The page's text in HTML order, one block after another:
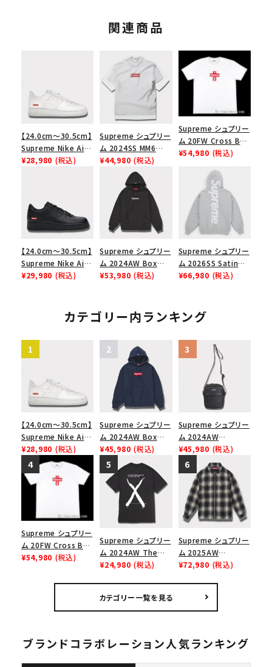
関連商品
【24.0cm～30.5cm】
Supreme Nike Air
Force 1 Low シュプ
¥28,980 (税込)
Supreme シュプリー
ム 2024SS MM6
Maison Margiela
Box Logo Tee MM6
メゾンマルジェラボッ
クスロゴTシャツ ホ
ワイト 白
¥44,980 (税込)
Supreme シュプリー
ム 20FW Cross Box
Logo Tee クロスボ
¥54,980 (税込)
【24.0cm～30.5cm】
Supreme Nike Air
Force 1 Low シュプ
ューズ ブラック
¥29,980 (税込)
Supreme シュプリー
ム 2024AW Box
Logo Hooded
ブラック 黒
¥53,980 (税込)
Supreme シュプリー
ム 2026SS Satin
Applique Hooded
スウェットパーカー ヘ
ザーグレー
¥66,980 (税込)
カテゴリー内ランキング
【24.0cm～30.5cm】
Supreme Nike Air
Force 1 Low シュプ
リーム ナイキエアフォ
ース１スニーカー シ
ューズ ホワイト
¥28,980 (税込)
Supreme シュプリー
ム 2024AW Box
Logo Hooded
Sweatshirt ボック
スロゴフードパーカー
ネイビー 紺
¥45,980 (税込)
Supreme シュプリー
ム 2024AW
Leather Shoulder
Bag レザーショルダ
ーバッグ ブラック 黒
¥45,980 (税込)
Supreme シュプリー
ム 20FW Cross Box
Logo Tee クロスボ
¥54,980 (税込)
Supreme シュプリー
ム 2024AW The
North Face S/S
トップTシャツ ブラッ
ク 黒
¥24,980 (税込)
Supreme シュプリー
ム 2025AW
Studded Shadow
イド ジップアップシャ
ツ ブラック
¥72,980 (税込)
カテゴリー一覧を見る
ブランドコラボレーション人気ランキング